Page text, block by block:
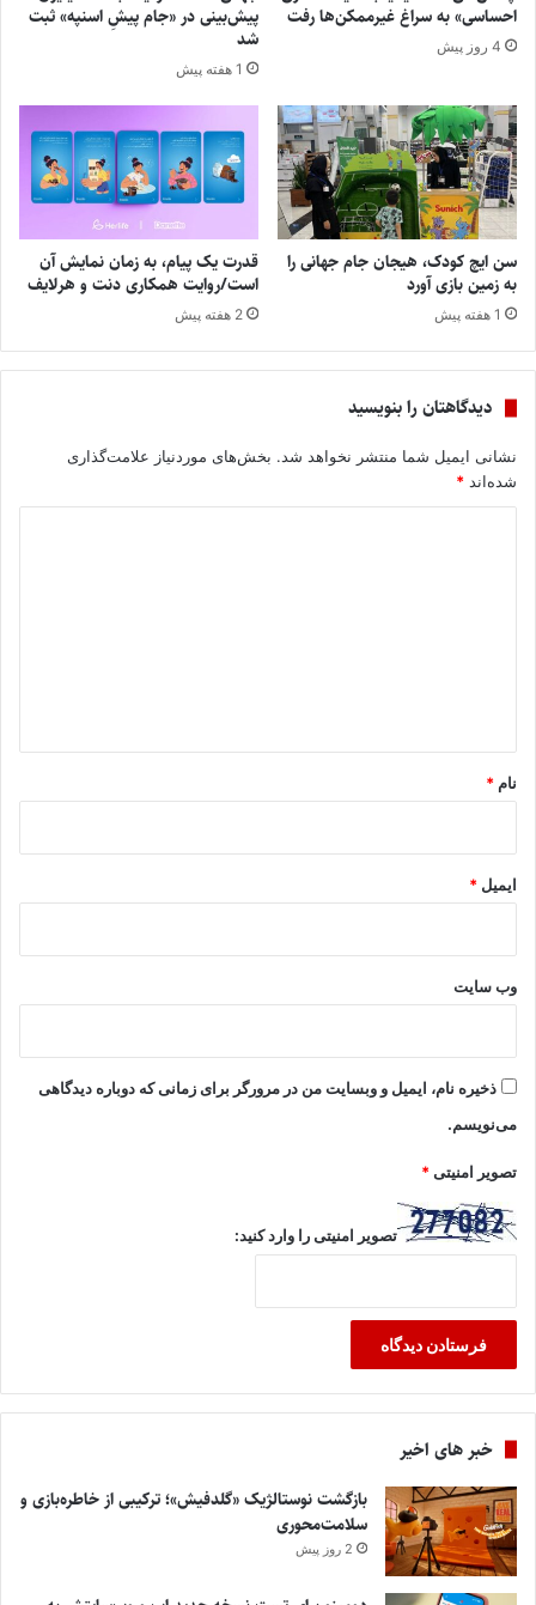
احساسی» به سراغ غیرممکن‌ها رفت
4 روز پیش
پیش‌بینی در «جام پیشِ اسنپه» ثبت
شد
1 هفته پیش
سن ایچ کودک، هیجان جام جهانی را
به زمین بازی آورد
1 هفته پیش
قدرت یک پیام، به زمان نمایش آن
است/روایت همکاری دنت و هرلایف
2 هفته پیش
دیدگاهتان را بنویسید
نشانی ایمیل شما منتشر نخواهد شد. بخش‌های موردنیاز علامت‌گذاری
شده‌اند *
نام *
ایمیل *
وب‌ سایت
ذخیره نام، ایمیل و وبسایت من در مرورگر برای زمانی که دوباره دیدگاهی
می‌نویسم.
تصویر امنیتی*
تصویر امنیتی را وارد کنید:
خبر های اخیر
بازگشت نوستالژیک «گلدفیش»؛ ترکیبی از خاطره‌بازی و
سلامت‌محوری
2 روز پیش